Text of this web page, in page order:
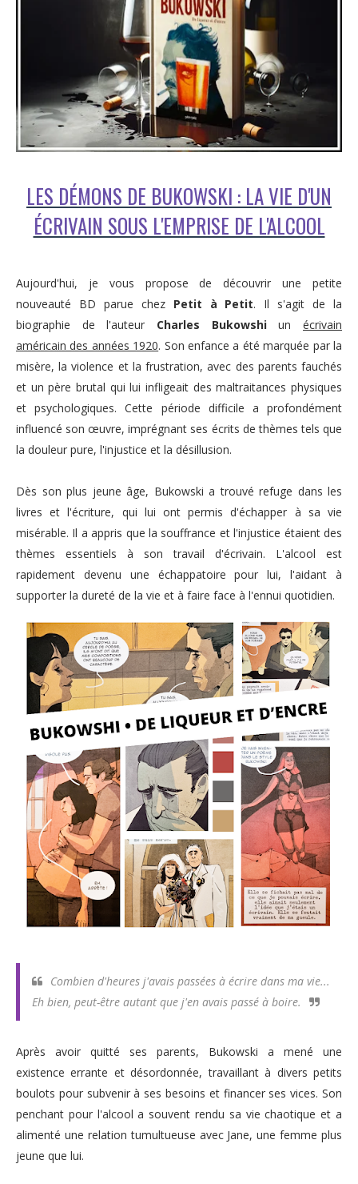
LES DÉMONS DE BUKOWSKI : LA VIE D'UN
ÉCRIVAIN SOUS L'EMPRISE DE L'ALCOOL
Aujourd'hui, je vous propose de découvrir une petite
nouveauté BD parue chez Petit à Petit. Il s'agit de la
biographie de l'auteur Charles Bukowshiunécrivain
américain des années 1920. Son enfance a été marquée par la
misère, la violence et la frustration, avec des parents fauchés
et un père brutal qui lui infligeait des maltraitances physiques
et psychologiques. Cette période difficile a profondément
influencé son œuvre, imprégnant ses écrits de thèmes tels que
la douleur pure, l'injustice et la désillusion.
Dès son plus jeune âge, Bukowski a trouvé refuge dans les
livres et l'écriture, qui lui ont permis d'échapper à sa vie
misérable. Il a appris que la souffrance et l'injustice étaient des
thèmes essentiels à son travail d'écrivain. L'alcool est
rapidement devenu une échappatoire pour lui, l'aidant à
supporter la dureté de la vie et à faire face à l'ennui quotidien.
Combien d'heures j'avais passées à écrire dans ma vie...
Eh bien, peut-être autant que j'en avais passé à boire.
Après avoir quitté ses parents, Bukowski a mené une
existence errante et désordonnée, travaillant à divers petits
boulots pour subvenir à ses besoins et financer ses vices. Son
penchant pour l'alcool a souvent rendu sa vie chaotique et a
alimenté une relation tumultueuse avec Jane, une femme plus
jeune que lui.